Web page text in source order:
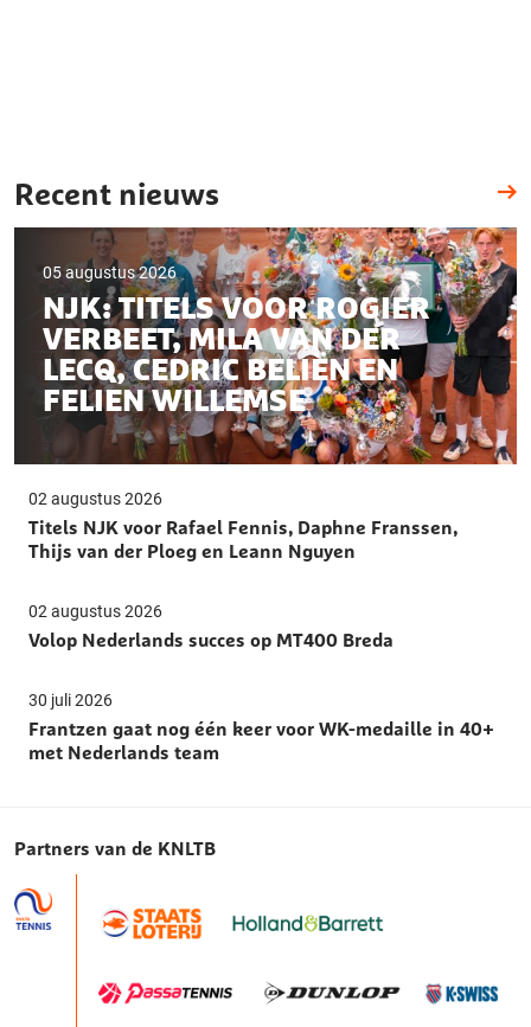
Recent nieuws
05 augustus 2026
NJK: TITELS VOOR ROGIER
VERBEET, MILA VAN DER
LECQ, CEDRIC BELIËN EN
FELIEN WILLEMSE
02 augustus 2026
Titels NJK voor Rafael Fennis, Daphne Franssen,
Thijs van der Ploeg en Leann Nguyen
02 augustus 2026
Volop Nederlands succes op MT400 Breda
30 juli 2026
Frantzen gaat nog één keer voor WK-medaille in 40+
met Nederlands team
Partners van de KNLTB